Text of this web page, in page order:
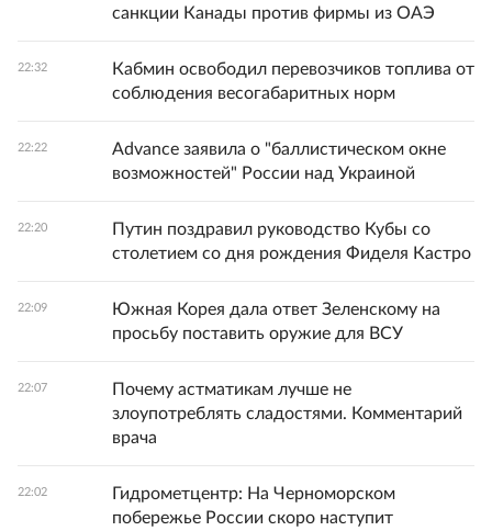
санкции Канады против фирмы из ОАЭ
22:32
Кабмин освободил перевозчиков топлива от
соблюдения весогабаритных норм
22:22
Advance заявила о "баллистическом окне
возможностей" России над Украиной
22:20
Путин поздравил руководство Кубы со
столетием со дня рождения Фиделя Кастро
22:09
Южная Корея дала ответ Зеленскому на
просьбу поставить оружие для ВСУ
22:07
Почему астматикам лучше не
злоупотреблять сладостями. Комментарий
врача
22:02
Гидрометцентр: На Черноморском
побережье России скоро наступит